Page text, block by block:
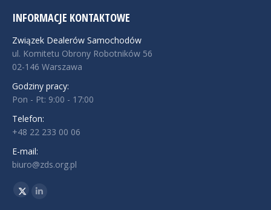
INFORMACJE KONTAKTOWE
Związek Dealerów Samochodów
ul. Komitetu Obrony Robotników 56
02-146 Warszawa
Godziny pracy:
Pon - Pt: 9:00 - 17:00
Telefon:
+48 22 233 00 06
E-mail:
biuro@zds.org.pl
Znajdź nas na:
TwitterLinkedin